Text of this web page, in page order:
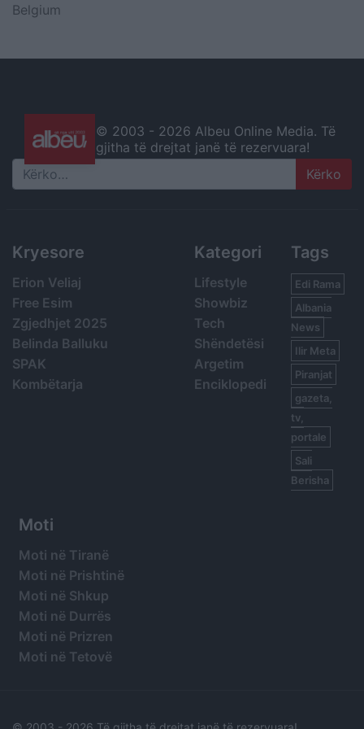
Belgium
© 2003 - 2026 Albeu Online Media. Të
gjitha të drejtat janë të rezervuara!
Search
Kryesore
Erion Veliaj
Free Esim
Zgjedhjet 2025
Belinda Balluku
SPAK
Kombëtarja
Kategori
Lifestyle
Showbiz
Tech
Shëndetësi
Argetim
Enciklopedi
Tags
Edi Rama
Albania
News
Ilir Meta
Piranjat
gazeta,
tv,
portale
Sali
Berisha
Moti
Moti në Tiranë
Moti në Prishtinë
Moti në Shkup
Moti në Durrës
Moti në Prizren
Moti në Tetovë